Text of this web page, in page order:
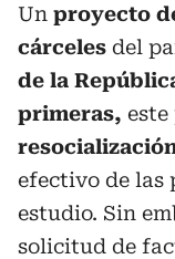
Un proyecto
cárceles del
de la
primeras, este
efectivo de las
estudio. Sin
solicitud de